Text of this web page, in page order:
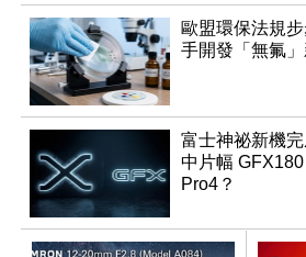
歐盟環保法規
手開發「無氟
富士神祕新機
中片幅
Pro4？